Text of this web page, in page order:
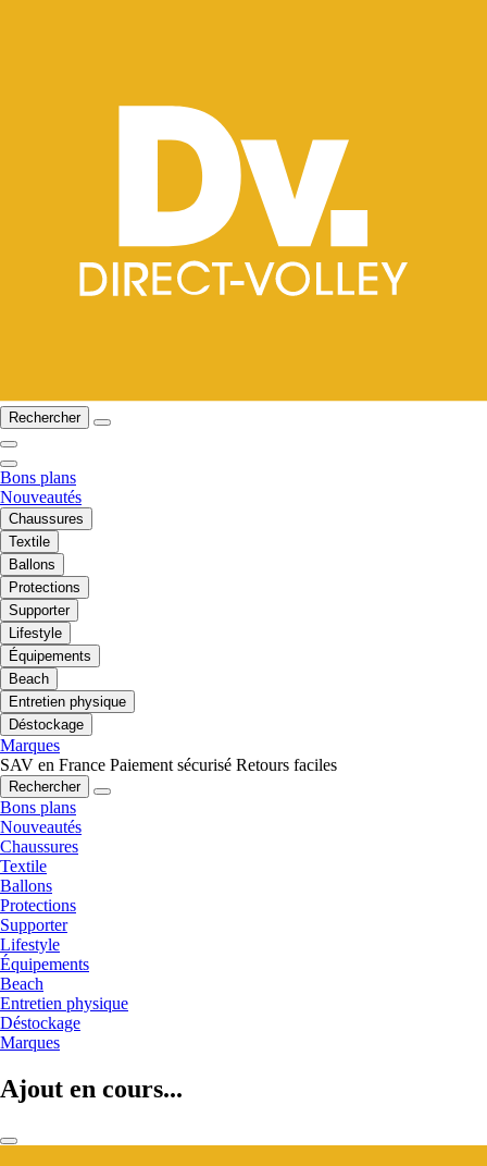
Rechercher
Bons plans
Nouveautés
Chaussures
Textile
Ballons
Protections
Supporter
Lifestyle
Équipements
Beach
Entretien physique
Déstockage
Marques
SAV en France Paiement sécurisé Retours faciles
Rechercher
Bons plans
Nouveautés
Chaussures
Textile
Ballons
Protections
Supporter
Lifestyle
Équipements
Beach
Entretien physique
Déstockage
Marques
Ajout en cours...